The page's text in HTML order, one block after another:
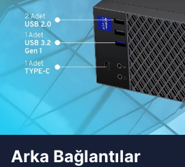
Arka Bağlantılar